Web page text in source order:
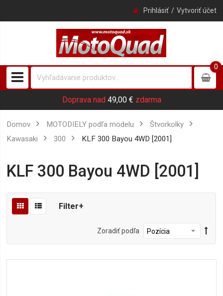
Prihlásiť Vytvoriť účet
0
0item
Doprava nad 49,00 € zdarma
Domov MOTODIELY podľa modelu
Štvorkolky
Kawasaki
300 KLF 300 Bayou 4WD [2001]
KLF 300 Bayou 4WD [2001]
Filter+
Zoradiť podľa